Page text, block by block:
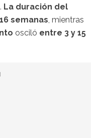
La duración del
semanas, mientras
osciló entre 3 y 15